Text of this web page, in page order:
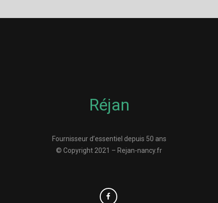
Réjan
Fournisseur d’essentiel depuis 50 ans
© Copyright 2021 – Rejan-nancy.fr